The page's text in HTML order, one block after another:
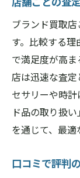
ブランド買取
す。比較する
で満足度が高
店は迅速な査
セサリーや時
ド品の取り扱
を通じて、最適
口コミで評判